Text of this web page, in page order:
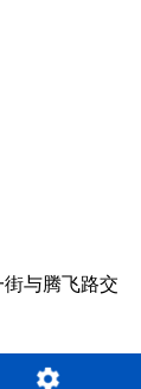
与腾飞路交